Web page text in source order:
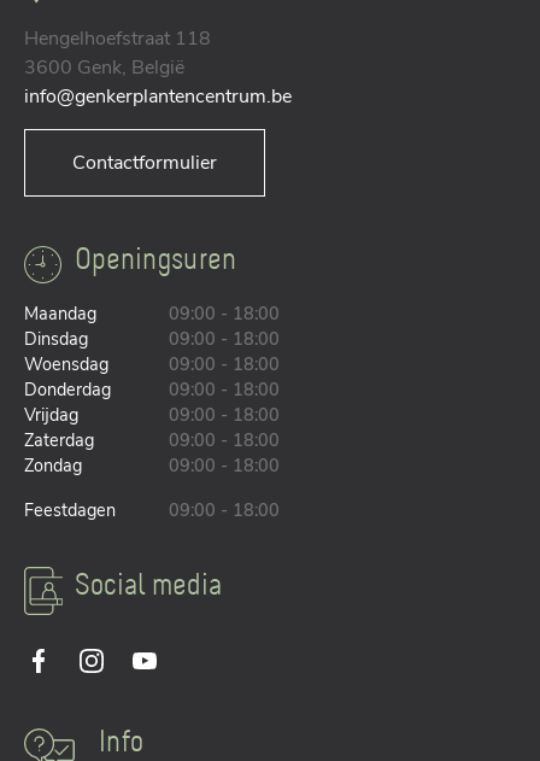
Hengelhoefstraat 118
3600 Genk, België
info@genkerplantencentrum.be
Contactformulier
Openingsuren
Maandag
09:00 - 18:00
Dinsdag
09:00 - 18:00
Woensdag
09:00 - 18:00
Donderdag
09:00 - 18:00
Vrijdag
09:00 - 18:00
Zaterdag
09:00 - 18:00
Zondag
09:00 - 18:00
Feestdagen
09:00 - 18:00
Social media
Info